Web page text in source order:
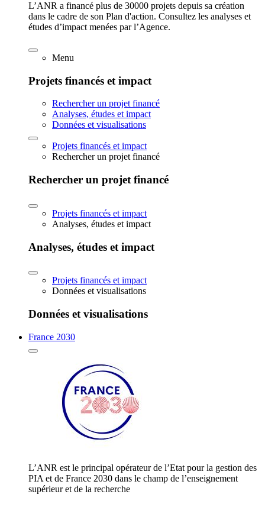
L’ANR a financé plus de 30000 projets depuis sa création
dans le cadre de son Plan d'action. Consultez les analyses et
études d’impact menées par l’Agence.
Menu
Projets financés et impact
Rechercher un projet financé
Analyses, études et impact
Données et visualisations
Projets financés et impact
Rechercher un projet financé
Rechercher un projet financé
Projets financés et impact
Analyses, études et impact
Analyses, études et impact
Projets financés et impact
Données et visualisations
Données et visualisations
France 2030
L’ANR est le principal opérateur de l’Etat pour la gestion des
PIA et de France 2030 dans le champ de l’enseignement
supérieur et de la recherche